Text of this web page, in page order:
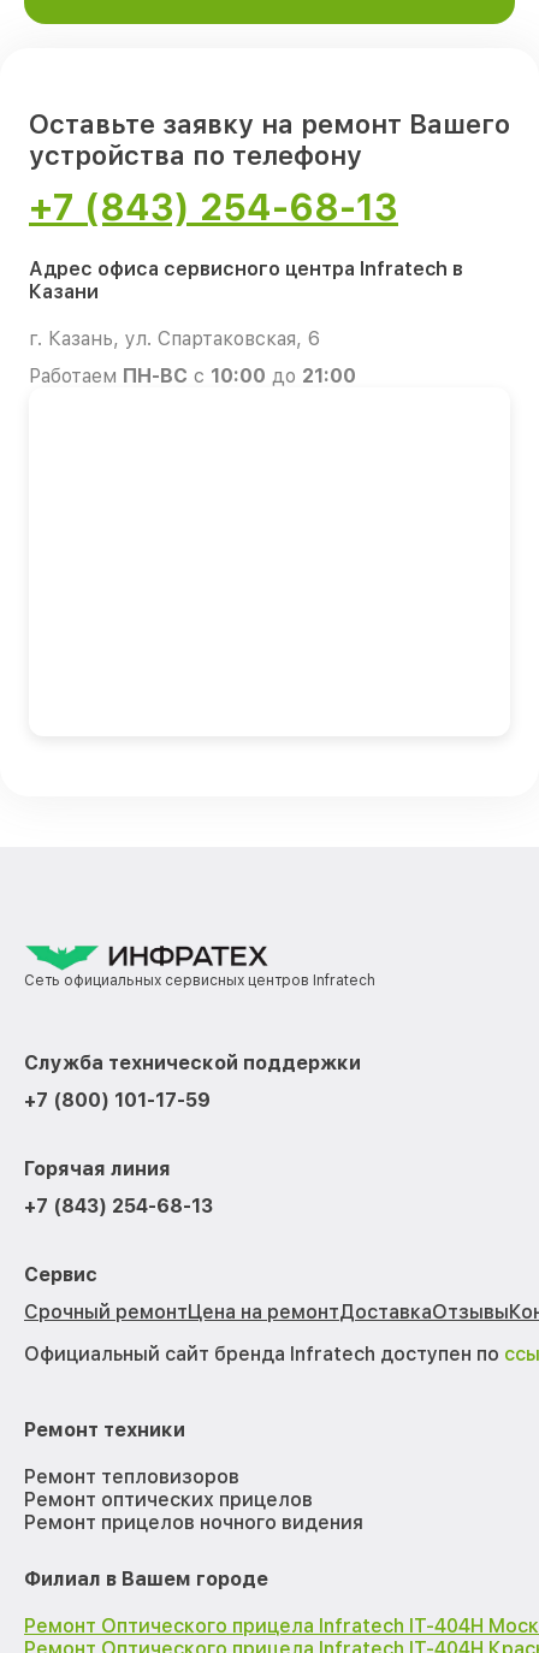
Оставьте заявку на ремонт Вашего
устройства по телефону
+7 (843) 254-68-13
Адрес офиса сервисного центра Infratech в
Казани
г. Казань, ул. Спартаковская, 6
Работаем ПН-ВС с 10:00 до 21:00
Сеть официальных сервисных центров Infratech
Служба технической поддержки
+7 (800) 101-17-59
Горячая линия
+7 (843) 254-68-13
Сервис
Срочный ремонтЦена на ремонтДоставкаОтзывы
Официальный сайт бренда Infratech доступен по
Ремонт техники
Ремонт тепловизоров
Ремонт оптических прицелов
Ремонт прицелов ночного видения
Филиал в Вашем городе
Ремонт Оптического прицела Infratech IT-404H